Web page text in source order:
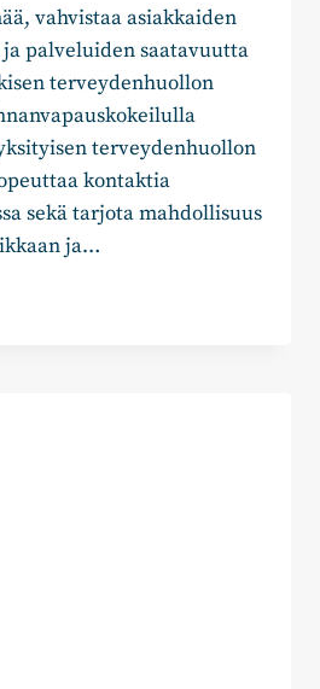
vahvistaa asiakkaiden
palveluiden saatavuutta
terveydenhuollon
terveydenhuollon
kontaktia
sekä tarjota mahdollisuus
ja…